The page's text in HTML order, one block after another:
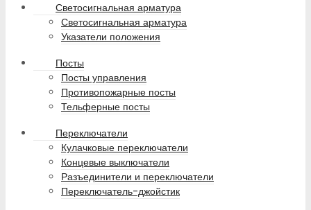
Светосигнальная арматура
Светосигнальная арматура
Указатели положения
Посты
Посты управления
Противопожарные посты
Тельферные посты
Переключатели
Кулачковые переключатели
Концевые выключатели
Разъединители и переключатели
Переключатель-джойстик